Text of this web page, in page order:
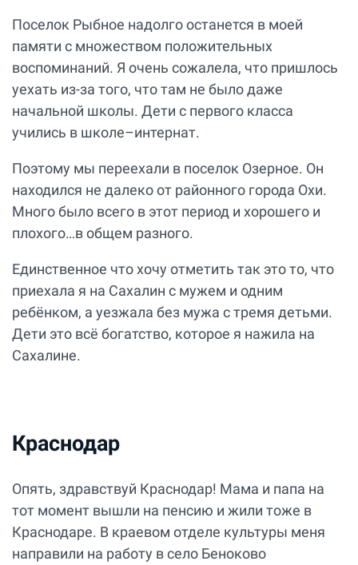
Поселок Рыбное надолго останется в моей
памяти с множеством положительных
воспоминаний. Я очень сожалела, что пришлось
уехать из-за того, что там не было даже
начальной школы. Дети с первого класса
учились в школе–интернат.
Поэтому мы переехали в поселок Озерное. Он
находился не далеко от районного города Охи.
Много было всего в этот период и хорошего и
плохого…в общем разного.
Единственное что хочу отметить так это то, что
приехала я на Сахалин с мужем и одним
ребёнком, а уезжала без мужа с тремя детьми.
Дети это всё богатство, которое я нажила на
Сахалине.
Краснодар
Опять, здравствуй Краснодар! Мама и папа на
тот момент вышли на пенсию и жили тоже в
Краснодаре. В краевом отделе культуры меня
направили на работу в село Беноково